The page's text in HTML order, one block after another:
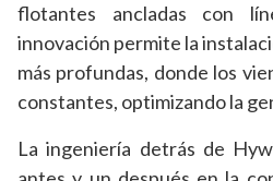
flotantes ancladas con
innovación permite la
más profundas, donde los
constantes, optimizando la
La ingeniería detrás de